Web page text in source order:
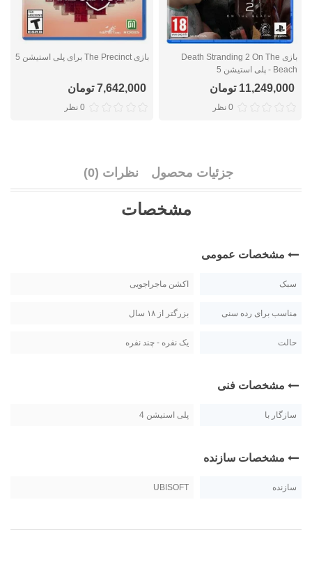
بازی Death Stranding 2 On The
Beach - پلی استیشن 5
11,249,000 تومان
0 نظر
بازی The Precinct برای پلی استیشن 5
7,642,000 تومان
0 نظر
جزئیات محصول نظرات (0)
مشخصات
مشخصات عمومی
سبک اکشن ماجراجویی
مناسب برای رده سنی بزرگتر از ۱۸ سال
حالت یک نفره - چند نفره
مشخصات فنی
سازگار با پلی استیشن 4
مشخصات سازنده
سازنده UBISOFT